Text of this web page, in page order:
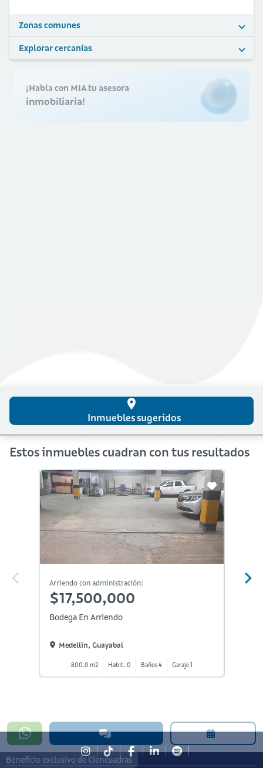
Beneficio exclusivo de Ciencuadras
Zonas comunes
Explorar cercanías
¡Habla con MIA tu asesora
inmobiliaria!
place
Inmuebles sugeridos
Estos inmuebles cuadran con tus resultados
Arriendo con administración:
$17,500,000
Bodega En Arriendo
Medellín, Guayabal
800.0 m2 Habit. 0 Baños 4 Garaje 1